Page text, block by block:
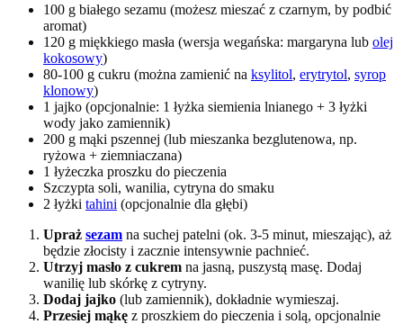
100 g białego sezamu (możesz mieszać z czarnym, by podbić
aromat)
120 g miękkiego masła (wersja wegańska: margaryna lub olej
kokosowy)
80-100 g cukru (można zamienić na ksylitol, erytrytol, syrop
klonowy)
1 jajko (opcjonalnie: 1 łyżka siemienia lnianego + 3 łyżki
wody jako zamiennik)
200 g mąki pszennej (lub mieszanka bezglutenowa, np.
ryżowa + ziemniaczana)
1 łyżeczka proszku do pieczenia
Szczypta soli, wanilia, cytryna do smaku
2 łyżki tahini (opcjonalnie dla głębi)
Upraż sezam na suchej patelni (ok. 3-5 minut, mieszając), aż
będzie złocisty i zacznie intensywnie pachnieć.
Utrzyj masło z cukrem na jasną, puszystą masę. Dodaj
wanilię lub skórkę z cytryny.
Dodaj jajko (lub zamiennik), dokładnie wymieszaj.
Przesiej mąkę z proszkiem do pieczenia i solą, opcjonalnie